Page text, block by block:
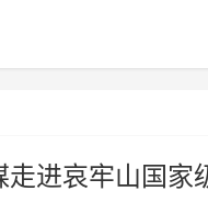
走进哀牢山国家